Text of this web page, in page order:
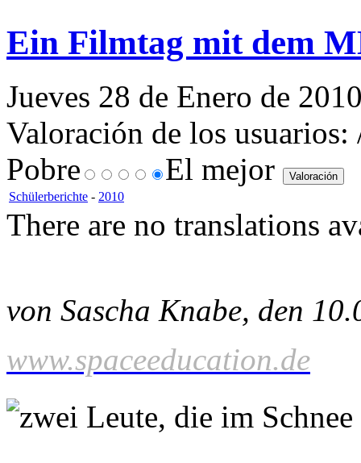
Ein Filmtag mit dem
Jueves 28 de Enero de
Valoración de los usuarios:
Pobre
El mejor
Schülerberichte - 2010
There are no translations
von Sascha Knabe, den
www.spaceeducation.de